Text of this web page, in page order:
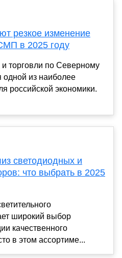
резкое изменение
в 2025 году
торговли по Северному
одной из наиболее
российской экономики.
светодиодных и
что выбрать в 2025
широкий выбор
качественного
в этом ассортиме...